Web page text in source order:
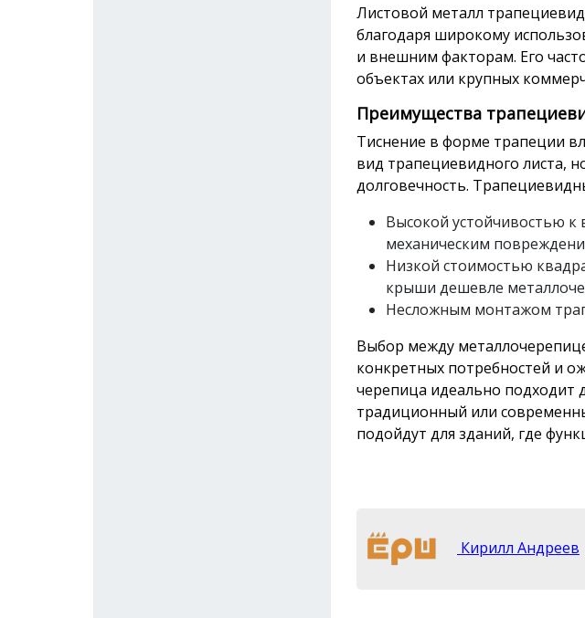
Листовой металл
благодаря широкому
и внешним факторам. Его
объектах или крупных
Преимущества
Тиснение в форме трапеции
вид трапециевидного листа,
долговечность.
Высокой устойчивостью
механическим
Низкой стоимостью
крыши дешевле
Несложным монтажом
Выбор между
конкретных потребностей и
черепица идеально подходит
традиционный или
подойдут для зданий, где
Кирилл Андреев